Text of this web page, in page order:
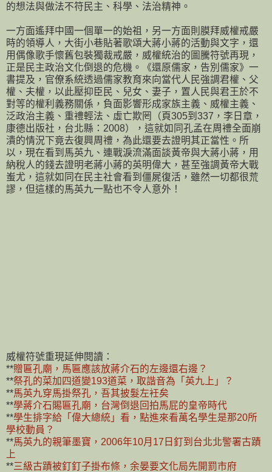
的想法與做法不符民主、科學、法治精神。
一方面遙拜中國一個單一的始祖，另一方面則膜拜威權戒嚴
時的領導人，大街小巷貼著歌頌大蔣小蔣的活動與文字，還
用偶像歌手懷舊包裝獨裁戒嚴，威權統治的圖騰符號再現，
正是民主政治文化倒退的危機。《還原儒家，告別儒家》一
書提及，官僚系統透過儒家教育來向當代人民強調君權、父
權、夫權，以此壓抑臣民、兒女、妻子，置人民與君王於不
對等的權利義務關係，負面影響形成家族主義、威權主義、
泛政治主義、重禮輕法、虛亡欺罔（頁305到337，李日章，
康德出版社，台北縣：2008），這就如同孔孟在周禮全面崩
潰的情況下竟去復興周禮，為此還要去證明其正當性。所
以，現在看到馬英九、連戰淚流滿面談黃帝與大蔣小蔣，用
納稅人的錢去證明老蔣小蔣的英明偉大，甚至強調黃帝大戰
蚩尤，這就如同在民主社會看到僵屍復活，雖然一切都很荒
謬，但這樣的馬英九一點也不令人意外！
威權符號重現延伸閱讀：
**贈匾孔廟，馬匾應該放蔣介石的左邊還右邊？
**祭孔的菜加四道變193道菜，取諧音為「英九上」？
**馬英九穿馬掛祭孔，吾其披髮左衽矣
**學蔣介石賜匾孔廟，台灣倒退回拍馬屁的皇帝時代
**學生排字給「偉大總統」看，點進來看萬名學生是那20所
學校動員？
**馬英九的親筆墨寶，2006年10月17日釘到台北北警署古蹟
上
**三級古蹟被釘釘子掛布條，余晏要文化局先開罰市府